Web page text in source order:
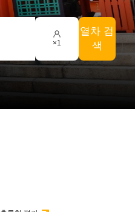
×1
열차 검
색